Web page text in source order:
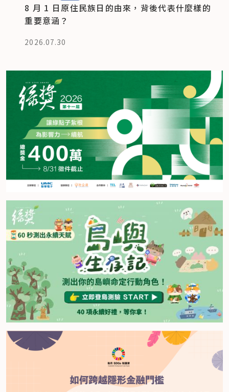
8 月 1 日原住民族日的由來，背後代表什麼樣的
重要意涵？
2026.07.30